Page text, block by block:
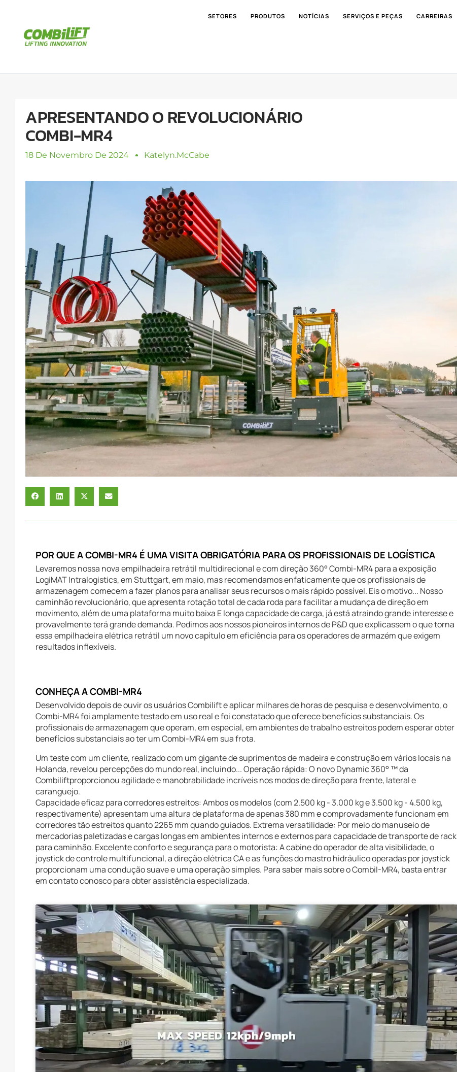
SETORES PRODUTOS NOTÍCIAS SERVIÇOS E PEÇAS CARREIRAS
APRESENTANDO O REVOLUCIONÁRIO
COMBI-MR4
18 De Novembro De 2024 Katelyn.mcCabe
POR QUE A COMBI-MR4 É UMA VISITA OBRIGATÓRIA PARA OS PROFISSIONAIS DE LOGÍSTICA
Levaremos nossa nova empilhadeira retrátil multidirecional e com direção 360° Combi-MR4 para a exposição
LogiMAT Intralogistics, em Stuttgart, em maio, mas recomendamos enfaticamente que os profissionais de
armazenagem comecem a fazer planos para analisar seus recursos o mais rápido possível. Eis o motivo... Nosso
caminhão revolucionário, que apresenta rotação total de cada roda para facilitar a mudança de direção em
movimento, além de uma plataforma muito baixa E longa capacidade de carga, já está atraindo grande interesse e
provavelmente terá grande demanda. Pedimos aos nossos pioneiros internos de P&D que explicassem o que torna
essa empilhadeira elétrica retrátil um novo capítulo em eficiência para os operadores de armazém que exigem
resultados inflexíveis.
CONHEÇA A COMBI-MR4
Desenvolvido depois de ouvir os usuários Combilift e aplicar milhares de horas de pesquisa e desenvolvimento, o
Combi-MR4 foi amplamente testado em uso real e foi constatado que oferece benefícios substanciais. Os
profissionais de armazenagem que operam, em especial, em ambientes de trabalho estreitos podem esperar obter
benefícios substanciais ao ter um Combi-MR4 em sua frota.
Um teste com um cliente, realizado com um gigante de suprimentos de madeira e construção em vários locais na
Holanda, revelou percepções do mundo real, incluindo... Operação rápida: O novo Dynamic 360° ™ da
Combiliftproporcionou agilidade e manobrabilidade incríveis nos modos de direção para frente, lateral e
caranguejo.
Capacidade eficaz para corredores estreitos: Ambos os modelos (com 2.500 kg - 3.000 kg e 3.500 kg - 4.500 kg,
respectivamente) apresentam uma altura de plataforma de apenas 380 mm e comprovadamente funcionam em
corredores tão estreitos quanto 2265 mm quando guiados. Extrema versatilidade: Por meio do manuseio de
mercadorias paletizadas e cargas longas em ambientes internos e externos para capacidade de transporte de rack
para caminhão. Excelente conforto e segurança para o motorista: A cabine do operador de alta visibilidade, o
joystick de controle multifuncional, a direção elétrica CA e as funções do mastro hidráulico operadas por joystick
proporcionam uma condução suave e uma operação simples. Para saber mais sobre o CombiI-MR4, basta entrar
em contato conosco para obter assistência especializada.